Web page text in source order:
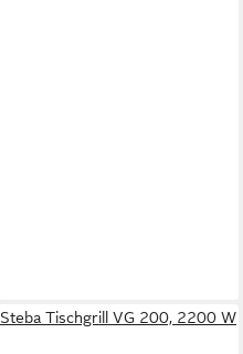
Steba Tischgrill VG 200, 2200 W